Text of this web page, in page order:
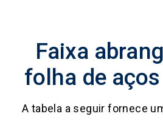
Faixa
folha de
A tabela a seguir fornece